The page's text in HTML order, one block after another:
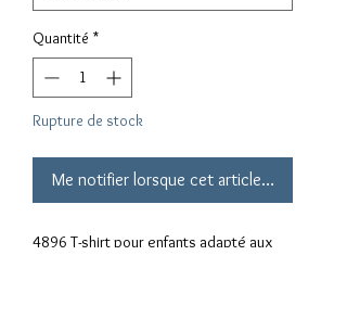
Quantité *
Rupture de stock
Me notifier lorsque cet article est
4896 T-shirt pour enfants adapté aux